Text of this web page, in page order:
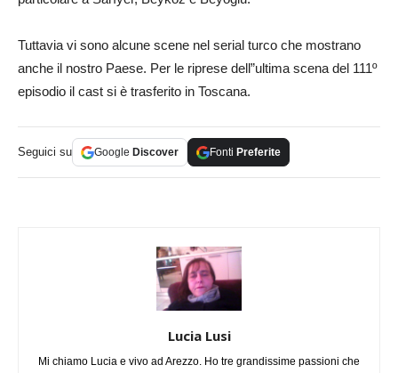
Tuttavia vi sono alcune scene nel serial turco che mostrano
anche il nostro Paese. Per le riprese dell”ultima scena del 111º
episodio il cast si è trasferito in Toscana.
Seguici su Google Discover Fonti Preferite
Lucia Lusi
Mi chiamo Lucia e vivo ad Arezzo. Ho tre grandissime passioni che